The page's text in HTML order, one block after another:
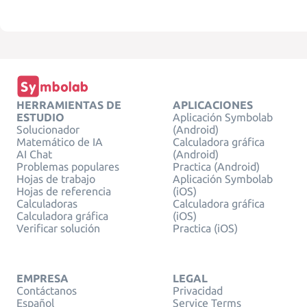
HERRAMIENTAS DE
ESTUDIO
Solucionador
Matemático de IA
AI Chat
Problemas populares
Hojas de trabajo
Hojas de referencia
Calculadoras
Calculadora gráfica
Verificar solución
APLICACIONES
Aplicación Symbolab
(Android)
Calculadora gráfica
(Android)
Practica (Android)
Aplicación Symbolab
(iOS)
Calculadora gráfica
(iOS)
Practica (iOS)
EMPRESA
Contáctanos
Español
LEGAL
Privacidad
Service Terms